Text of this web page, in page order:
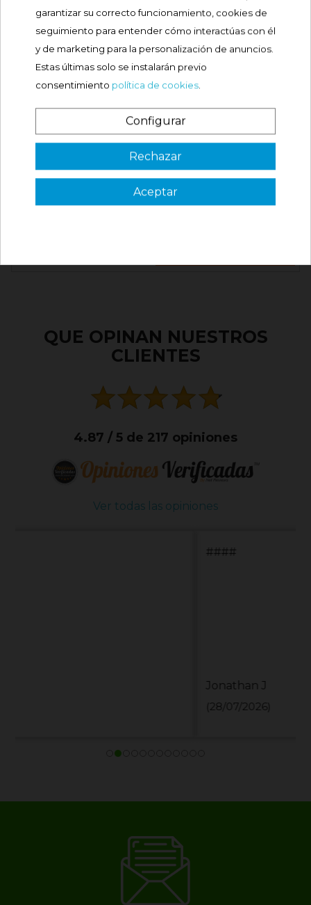
¡Nuevo!
CUMLAUDE LAB LS-OIL
Precio
14,45 €
¡Nuevo!
CUMLAUDE LAB LS-DERM
Precio
14,45 €
QUE OPINAN NUESTROS
CLIENTES
4.87 / 5 de 217 opiniones
Ver todas las opiniones
¿Es tu primera vez? ¡SORPRESA!
VER CÓDIGO
3 €
garantizar su correcto funcionamiento, cookies de
seguimiento para entender cómo interactúas con él
y de marketing para la personalización de anuncios.
Estas últimas solo se instalarán previo
consentimiento política de cookies
Configurar
Rechazar
Aceptar